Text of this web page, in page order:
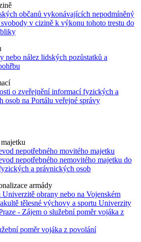
občanů vykonávajících nepodmíněný
svobody v cizině k výkonu tohoto trestu do
nebo nález lidských pozůstatků a
o zveřejnění informací fyzických a
osob na Portálu veřejné správy
nepotřebného movitého majetku
nepotřebného nemovitého majetku do
a právnických osob
armády
Univerzitě obrany nebo na Vojenském
tělesné výchovy a sportu Univerzity
- Zájem o služební poměr vojáka z
poměr vojáka z povolání